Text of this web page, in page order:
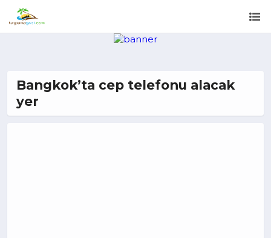
Bangkok’ta cep telefonu alacak
yer